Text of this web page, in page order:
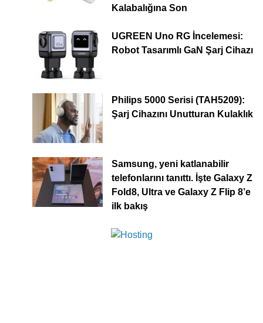
Kalabalığına Son
UGREEN Uno RG İncelemesi:
Robot Tasarımlı GaN Şarj Cihazı
Philips 5000 Serisi (TAH5209):
Şarj Cihazını Unutturan Kulaklık
Samsung, yeni katlanabilir
telefonlarını tanıttı. İşte Galaxy Z
Fold8, Ultra ve Galaxy Z Flip 8’e
ilk bakış